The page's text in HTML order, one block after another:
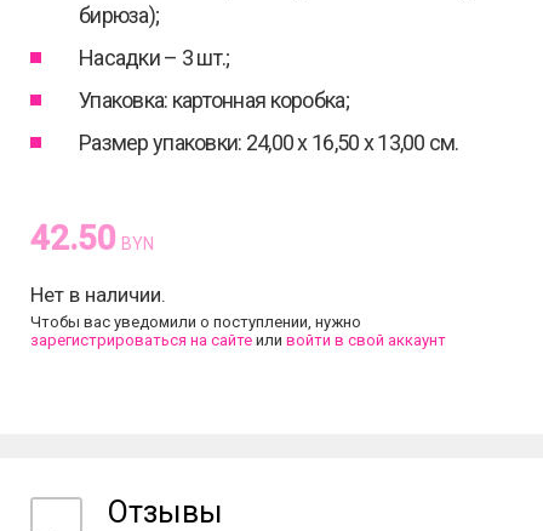
бирюза);
Насадки – 3 шт.;
Упаковка: картонная коробка;
Размер упаковки: 24,00 х 16,50 х 13,00 см.
42.50 BYN
Нет в наличии.
Чтобы вас уведомили о поступлении, нужно
зарегистрироваться на сайте или войти в свой аккаунт
Отзывы